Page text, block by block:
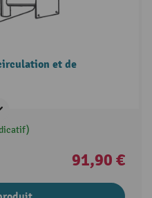
et de
91,90 €